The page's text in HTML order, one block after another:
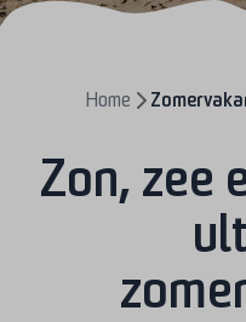
Home
Zon, zee